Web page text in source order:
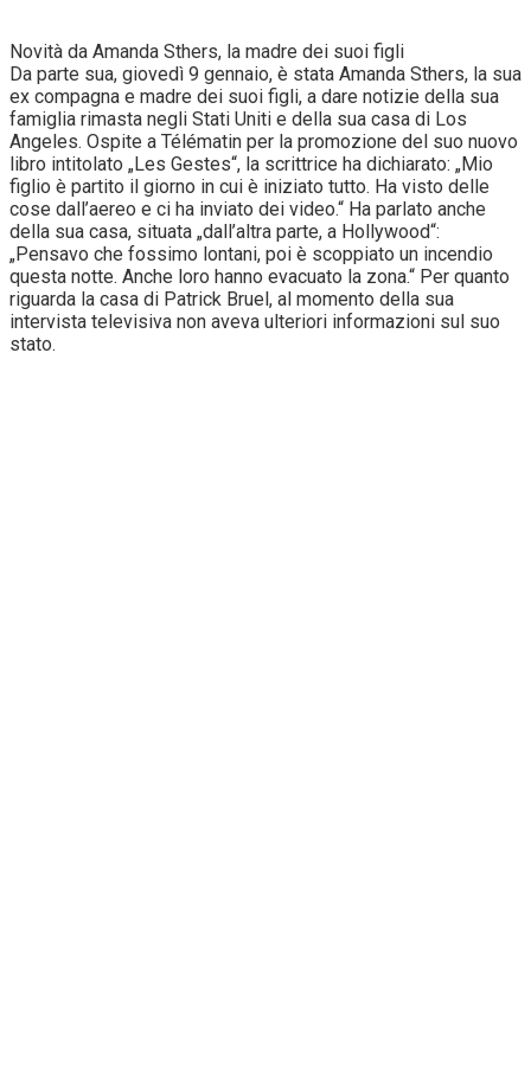
Novità da Amanda Sthers, la madre dei suoi figli
Da parte sua, giovedì 9 gennaio, è stata Amanda Sthers, la sua
ex compagna e madre dei suoi figli, a dare notizie della sua
famiglia rimasta negli Stati Uniti e della sua casa di Los
Angeles. Ospite a Télématin per la promozione del suo nuovo
libro intitolato „Les Gestes“, la scrittrice ha dichiarato: „Mio
figlio è partito il giorno in cui è iniziato tutto. Ha visto delle
cose dall’aereo e ci ha inviato dei video.“ Ha parlato anche
della sua casa, situata „dall’altra parte, a Hollywood“:
„Pensavo che fossimo lontani, poi è scoppiato un incendio
questa notte. Anche loro hanno evacuato la zona.“ Per quanto
riguarda la casa di Patrick Bruel, al momento della sua
intervista televisiva non aveva ulteriori informazioni sul suo
stato.